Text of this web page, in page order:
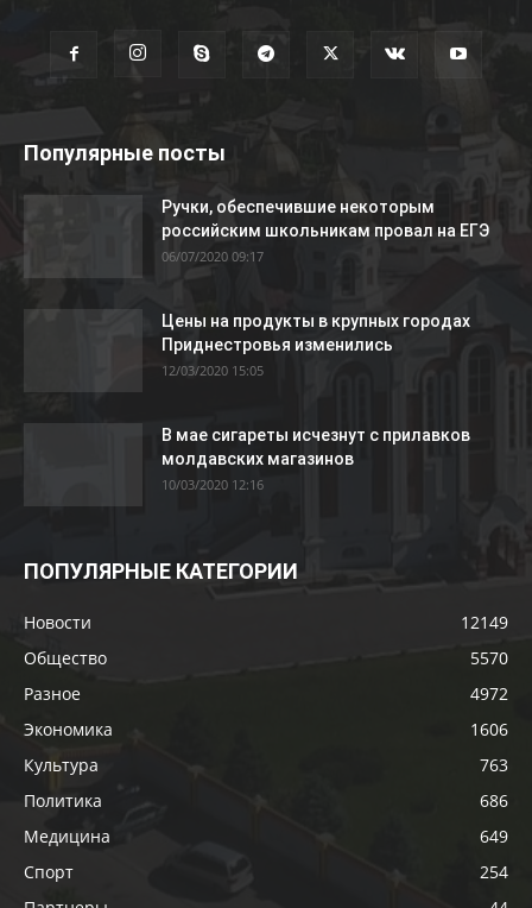
Популярные посты
Ручки, обеспечившие некоторым
российским школьникам провал на ЕГЭ
06/07/2020 09:17
Цены на продукты в крупных городах
Приднестровья изменились
12/03/2020 15:05
В мае сигареты исчезнут с прилавков
молдавских магазинов
10/03/2020 12:16
ПОПУЛЯРНЫЕ КАТЕГОРИИ
Новости
12149
Общество
5570
Разное
4972
Экономика
1606
Культура
763
Политика
686
Медицина
649
Спорт
254